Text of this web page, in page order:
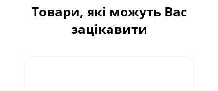
Товари, які можуть Вас
зацікавити